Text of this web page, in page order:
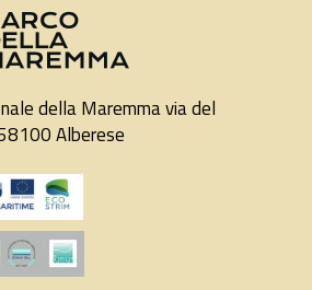
della Maremma via del
Alberese